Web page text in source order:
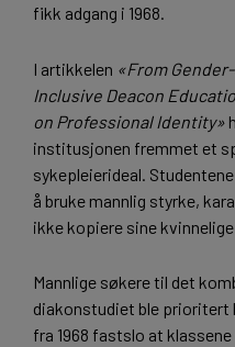
fikk adgang i 1968.
I artikkelen «From
Inclusive Deacon
on Professional Identity»
institusjonen fremmet et
sykepleierideal.
å bruke mannlig styrke,
ikke kopiere sine kvinnelige
Mannlige søkere til det
diakonstudiet ble prioritert
fra 1968 fastslo at